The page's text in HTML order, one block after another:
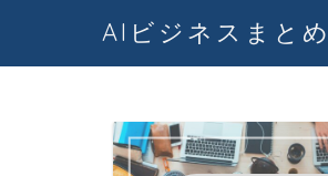
AIビジネスまとめ